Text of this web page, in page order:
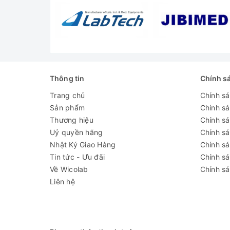
Nhiệt độ môi
Cấp bảo vệ khí
Chế độ rã đông
Độ dày lớp cách
Kích thước bên
ngoài
Thông tin
Trang chủ
Sản phẩm
Thương hiệu
Uỷ quyền hãng
Nhật Ký Giao Hàng
Tin tức - Ưu đãi
Về Wicolab
Liên hệ
Chính
Chính
Chính
Chính
Chính
Chính
Chính
Chính